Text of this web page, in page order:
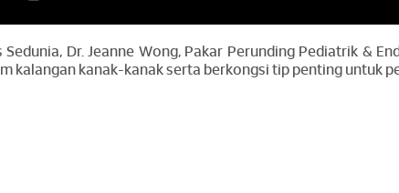
Sedunia, Dr. Jeanne Wong, Pakar Perunding Pediatrik &
kalangan kanak-kanak serta berkongsi tip penting untuk